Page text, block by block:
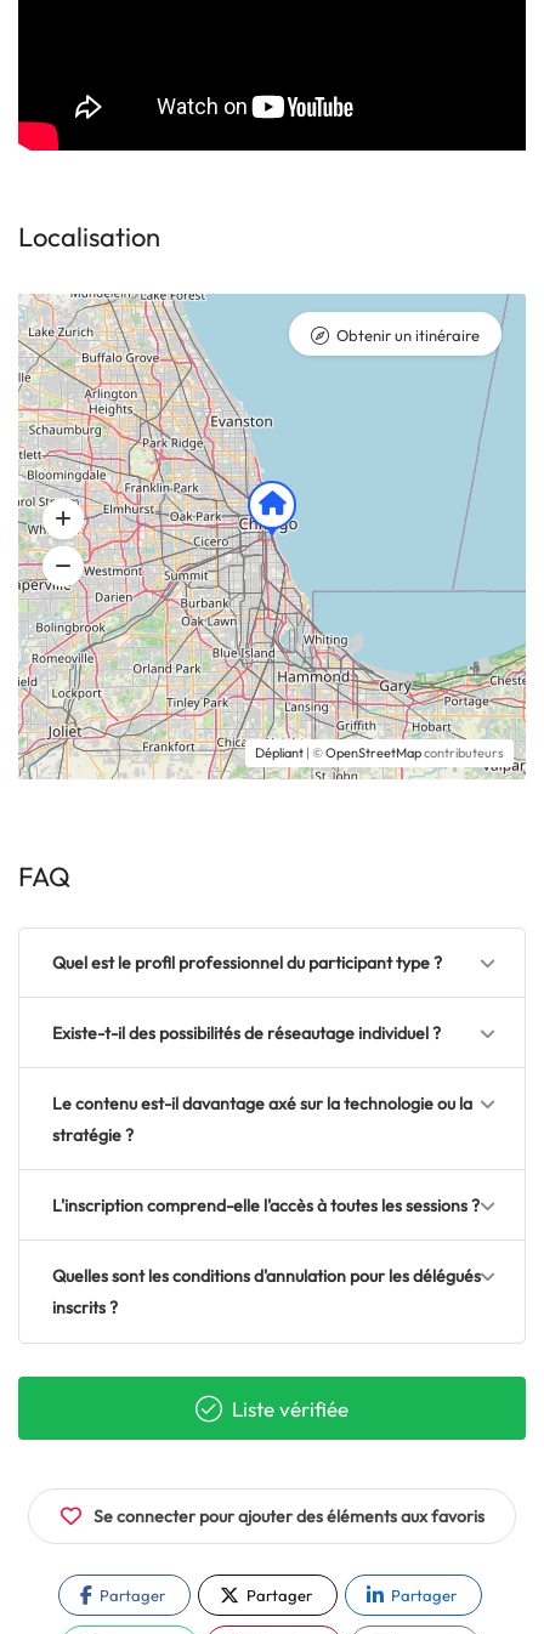
Localisation
Dépliant | ©OpenStreetMapcontributeurs
Obtenir un itinéraire
FAQ
Quel est le profil professionnel du participant type ?
Existe-t-il des possibilités de réseautage individuel ?
Le contenu est-il davantage axé sur la technologie ou la
stratégie ?
L'inscription comprend-elle l'accès à toutes les sessions ?
Quelles sont les conditions d'annulation pour les délégués
inscrits ?
Liste vérifiée
Se connecter pour ajouter des éléments aux favoris
Partager Partager Partager